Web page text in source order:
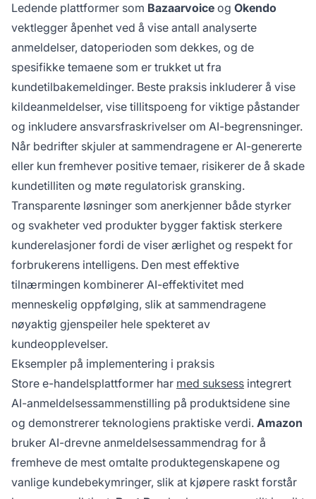
Ledende plattformer som Bazaarvoice og Okendo
vektlegger åpenhet ved å vise antall analyserte
anmeldelser, datoperioden som dekkes, og de
spesifikke temaene som er trukket ut fra
kundetilbakemeldinger. Beste praksis inkluderer å vise
kildeanmeldelser, vise tillitspoeng for viktige påstander
og inkludere ansvarsfraskrivelser om AI-begrensninger.
Når bedrifter skjuler at sammendragene er AI-genererte
eller kun fremhever positive temaer, risikerer de å skade
kundetilliten og møte regulatorisk gransking.
Transparente løsninger som anerkjenner både styrker
og svakheter ved produkter bygger faktisk sterkere
kunderelasjoner fordi de viser ærlighet og respekt for
forbrukerens intelligens. Den mest effektive
tilnærmingen kombinerer AI-effektivitet med
menneskelig oppfølging, slik at sammendragene
nøyaktig gjenspeiler hele spekteret av
kundeopplevelser.
Eksempler på implementering i praksis
Store e-handelsplattformer har med suksess integrert
AI-anmeldelsessammenstilling på produktsidene sine
og demonstrerer teknologiens praktiske verdi. Amazon
bruker AI-drevne anmeldelsessammendrag for å
fremheve de mest omtalte produktegenskapene og
vanlige kundebekymringer, slik at kjøpere raskt forstår